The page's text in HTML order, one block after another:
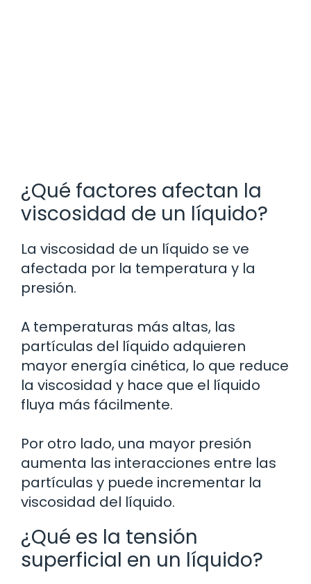
¿Qué factores afectan la
viscosidad de un líquido?
La viscosidad de un líquido se ve
afectada por la temperatura y la
presión.
A temperaturas más altas, las
partículas del líquido adquieren
mayor energía cinética, lo que reduce
la viscosidad y hace que el líquido
fluya más fácilmente.
Por otro lado, una mayor presión
aumenta las interacciones entre las
partículas y puede incrementar la
viscosidad del líquido.
¿Qué es la tensión
superficial en un líquido?